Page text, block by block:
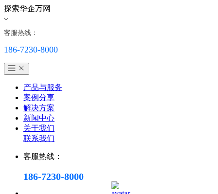
探索华企万网
客服热线：
186-7230-8000
产品与服务
案例分享
解决方案
新闻中心
关于我们
联系我们
客服热线：
186-7230-8000